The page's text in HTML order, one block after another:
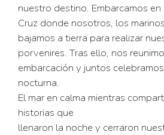
nuestro destino. Embarcamos en
Cruz donde nosotros, los
bajamos a tierra para realizar
porvenires. Tras ello, nos
embarcación y juntos
nocturna.
El mar en calma mientras
historias que
llenaron la noche y cerraron